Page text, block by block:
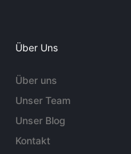
Über Uns
Über uns
Unser Team
Unser Blog
Kontakt